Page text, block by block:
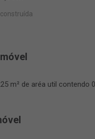
m² de aréa util contendo